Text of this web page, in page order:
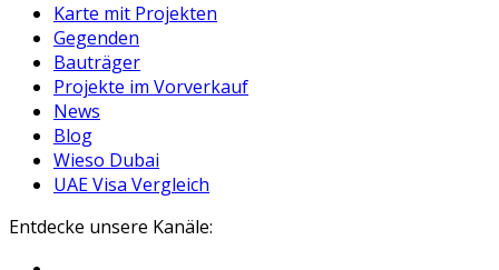
Karte mit Projekten
Gegenden
Bauträger
Projekte im Vorverkauf
News
Blog
Wieso Dubai
UAE Visa Vergleich
Entdecke unsere Kanäle: